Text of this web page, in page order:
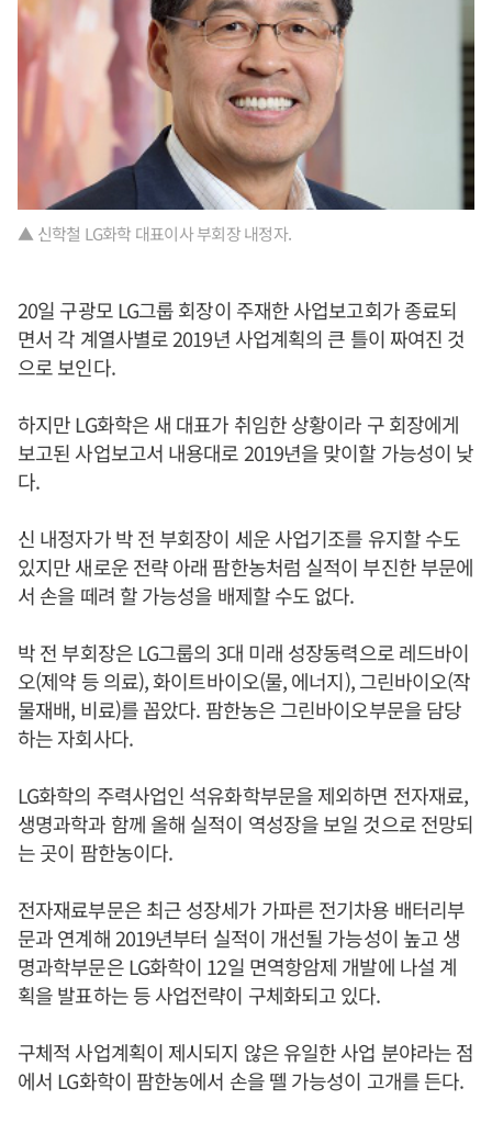
▲ 신학철 LG화학 대표이사 부회장 내정자.
20일 구광모 LG그룹 회장이 주재한 사업보고회가 종료되
면서 각 계열사별로 2019년 사업계획의 큰 틀이 짜여진 것
으로 보인다.
하지만 LG화학은 새 대표가 취임한 상황이라 구 회장에게
보고된 사업보고서 내용대로 2019년을 맞이할 가능성이 낮
다.
신 내정자가 박 전 부회장이 세운 사업기조를 유지할 수도
있지만 새로운 전략 아래 팜한농처럼 실적이 부진한 부문에
서 손을 떼려 할 가능성을 배제할 수도 없다.
박 전 부회장은 LG그룹의 3대 미래 성장동력으로 레드바이
오(제약 등 의료), 화이트바이오(물, 에너지), 그린바이오(작
물재배, 비료)를 꼽았다. 팜한농은 그린바이오부문을 담당
하는 자회사다.
LG화학의 주력사업인 석유화학부문을 제외하면 전자재료,
생명과학과 함께 올해 실적이 역성장을 보일 것으로 전망되
는 곳이 팜한농이다.
전자재료부문은 최근 성장세가 가파른 전기차용 배터리부
문과 연계해 2019년부터 실적이 개선될 가능성이 높고 생
명과학부문은 LG화학이 12일 면역항암제 개발에 나설 계
획을 발표하는 등 사업전략이 구체화되고 있다.
구체적 사업계획이 제시되지 않은 유일한 사업 분야라는 점
에서 LG화학이 팜한농에서 손을 뗄 가능성이 고개를 든다.